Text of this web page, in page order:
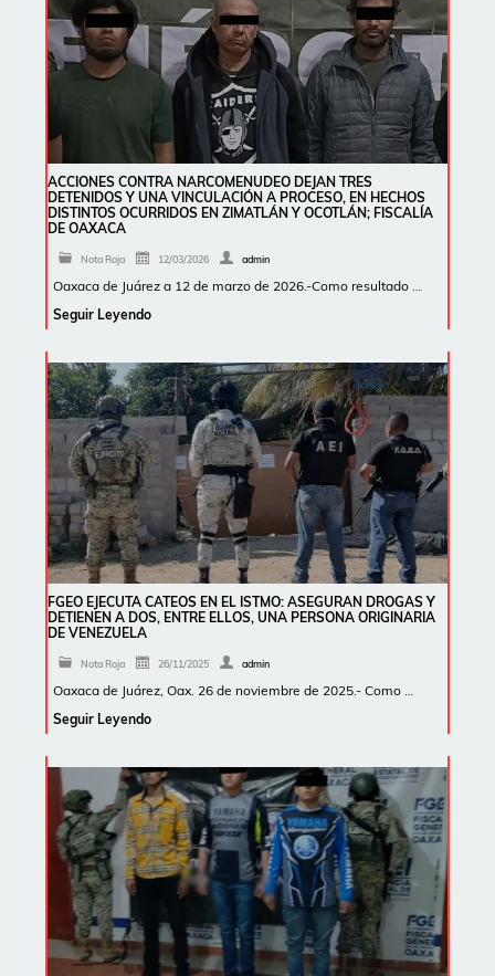
ACCIONES CONTRA NARCOMENUDEO DEJAN TRES
DETENIDOS Y UNA VINCULACIÓN A PROCESO, EN HECHOS
DISTINTOS OCURRIDOS EN ZIMATLÁN Y OCOTLÁN; FISCALÍA
DE OAXACA
Nota Roja 12/03/2026 admin
Oaxaca de Juárez a 12 de marzo de 2026.-Como resultado …
Seguir Leyendo
FGEO EJECUTA CATEOS EN EL ISTMO: ASEGURAN DROGAS Y
DETIENEN A DOS, ENTRE ELLOS, UNA PERSONA ORIGINARIA
DE VENEZUELA
Nota Roja 26/11/2025 admin
Oaxaca de Juárez, Oax. 26 de noviembre de 2025.- Como …
Seguir Leyendo